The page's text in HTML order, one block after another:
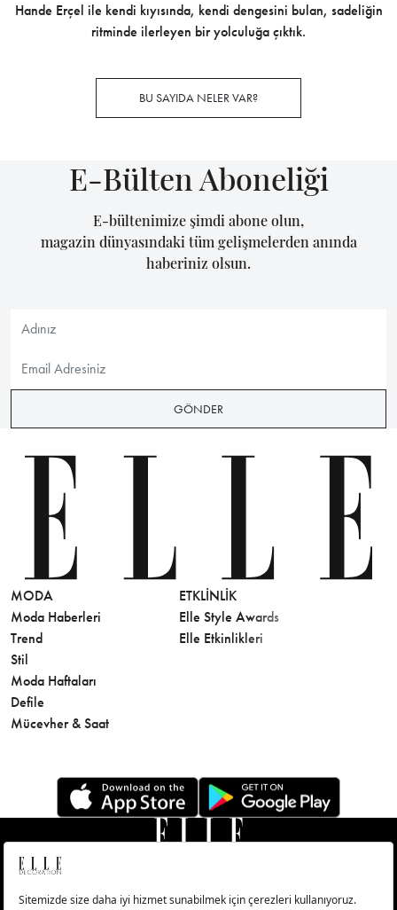
Hande Erçel ile kendi kıyısında, kendi dengesini bulan, sadeliğin
ritminde ilerleyen bir yolculuğa çıktık.
BU SAYIDA NELER VAR?
E-Bülten Aboneliği
E-bültenimize şimdi abone olun,
magazin dünyasındaki tüm gelişmelerden anında
haberiniz olsun.
GÖNDER
MODA
Moda Haberleri
Trend
Stil
Moda Haftaları
Defile
Mücevher & Saat
ETKLINLIK
Elle Style Awards
Elle Etkinlikleri